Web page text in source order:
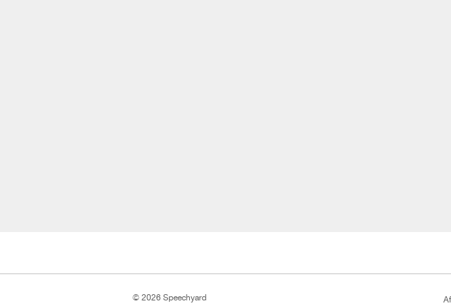
© 2026 Speechyard